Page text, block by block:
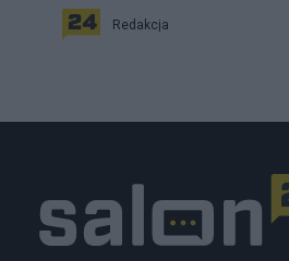
Redakcja